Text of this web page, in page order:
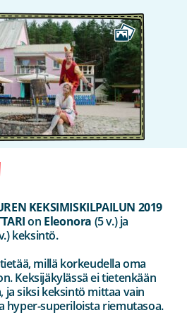
KEKSIMISKILPAILUN 2019
on Eleonora (5 v.) ja
keksintö.
millä korkeudella oma
Keksijäkylässä ei tietenkään
ja siksi keksintö mittaa vain
hyper-superiloista riemutasoa.